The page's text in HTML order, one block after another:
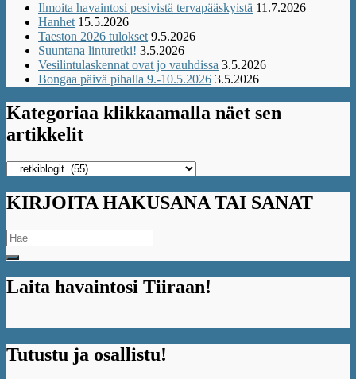
Ilmoita havaintosi pesivistä tervapääskyistä 11.7.2026
Hanhet 15.5.2026
Taeston 2026 tulokset 9.5.2026
Suuntana linturetki! 3.5.2026
Vesilintulaskennat ovat jo vauhdissa 3.5.2026
Bongaa päivä pihalla 9.-10.5.2026 3.5.2026
Kategoriaa klikkaamalla näet sen
artikkelit
Kategoriaa
näet
sen
KIRJOITA HAKUSANA TAI SANAT
Search
for:
Laita havaintosi Tiiraan!
Tutustu ja osallistu!